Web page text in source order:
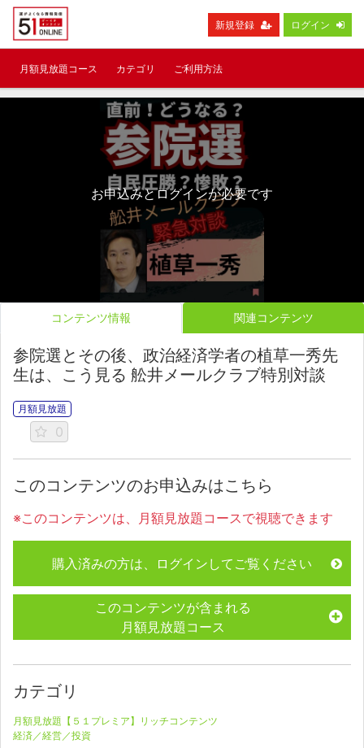
新規登録 ログイン
月額見放題コース カテゴリ ご利用方法
お申込みとログインが必要です
コンテンツ情報 関連コンテンツ
参院選とその後、政治経済学者の植草一秀先
生は、こう見る 舩井メールクラブ特別対談
月額見放題
0
このコンテンツのお申込みはこちら
※このコンテンツは、月額見放題コースで視聴できます
購入済みの方は、ログインしてご覧ください
このコンテンツが含まれる
月額見放題コース
カテゴリ
月額見放題【５１プレミア】リッチコンテンツ
経済／経営／投資